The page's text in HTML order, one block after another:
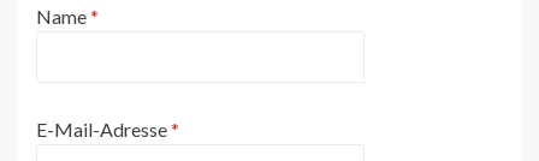
Name*
E-Mail-Adresse*